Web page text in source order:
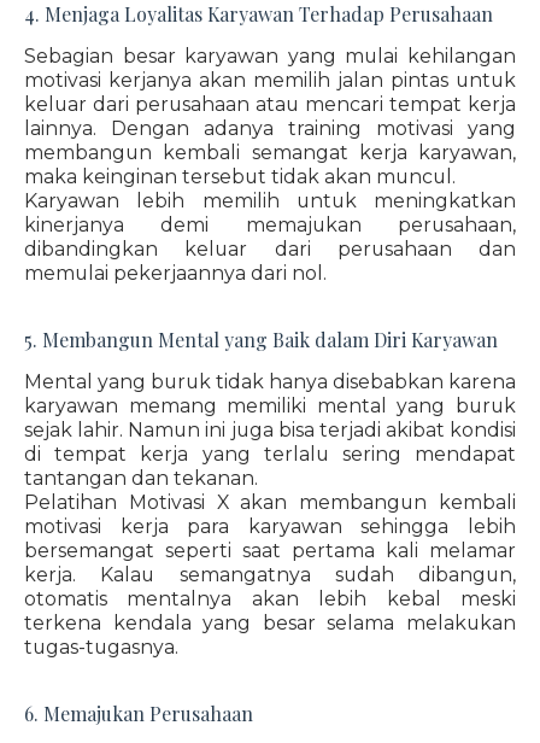
4. Menjaga Loyalitas Karyawan Terhadap Perusahaan
Sebagian besar karyawan yang mulai kehilangan
motivasi kerjanya akan memilih jalan pintas untuk
keluar dari perusahaan atau mencari tempat kerja
lainnya. Dengan adanya training motivasi yang
membangun kembali semangat kerja karyawan,
maka keinginan tersebut tidak akan muncul.
Karyawan lebih memilih untuk meningkatkan
kinerjanya demi memajukan perusahaan,
dibandingkan keluar dari perusahaan dan
memulai pekerjaannya dari nol.
5. Membangun Mental yang Baik dalam Diri Karyawan
Mental yang buruk tidak hanya disebabkan karena
karyawan memang memiliki mental yang buruk
sejak lahir. Namun ini juga bisa terjadi akibat kondisi
di tempat kerja yang terlalu sering mendapat
tantangan dan tekanan.
Pelatihan Motivasi X akan membangun kembali
motivasi kerja para karyawan sehingga lebih
bersemangat seperti saat pertama kali melamar
kerja. Kalau semangatnya sudah dibangun,
otomatis mentalnya akan lebih kebal meski
terkena kendala yang besar selama melakukan
tugas-tugasnya.
6. Memajukan Perusahaan